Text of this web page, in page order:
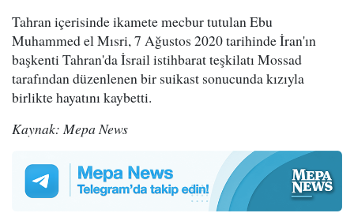
Tahran içerisinde ikamete mecbur tutulan Ebu
Muhammed el Mısri, 7 Ağustos 2020 tarihinde İran'ın
başkenti Tahran'da İsrail istihbarat teşkilatı Mossad
tarafından düzenlenen bir suikast sonucunda kızıyla
birlikte hayatını kaybetti.
Kaynak: Mepa News